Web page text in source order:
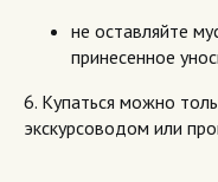
не оставляйте
принесенное
6. Купаться можно
экскурсоводом или